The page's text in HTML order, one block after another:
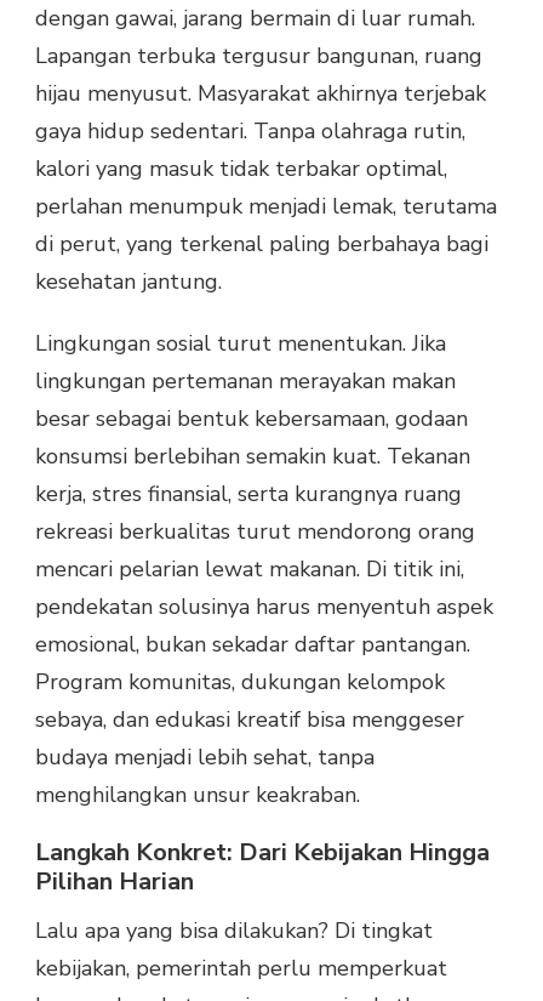
dengan gawai, jarang bermain di luar rumah.
Lapangan terbuka tergusur bangunan, ruang
hijau menyusut. Masyarakat akhirnya terjebak
gaya hidup sedentari. Tanpa olahraga rutin,
kalori yang masuk tidak terbakar optimal,
perlahan menumpuk menjadi lemak, terutama
di perut, yang terkenal paling berbahaya bagi
kesehatan jantung.
Lingkungan sosial turut menentukan. Jika
lingkungan pertemanan merayakan makan
besar sebagai bentuk kebersamaan, godaan
konsumsi berlebihan semakin kuat. Tekanan
kerja, stres finansial, serta kurangnya ruang
rekreasi berkualitas turut mendorong orang
mencari pelarian lewat makanan. Di titik ini,
pendekatan solusinya harus menyentuh aspek
emosional, bukan sekadar daftar pantangan.
Program komunitas, dukungan kelompok
sebaya, dan edukasi kreatif bisa menggeser
budaya menjadi lebih sehat, tanpa
menghilangkan unsur keakraban.
Langkah Konkret: Dari Kebijakan Hingga
Pilihan Harian
Lalu apa yang bisa dilakukan? Di tingkat
kebijakan, pemerintah perlu memperkuat